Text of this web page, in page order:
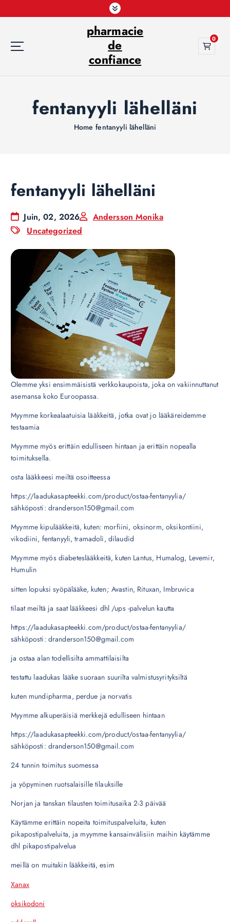
k
pharmacie
de
confiance
0
fentanyyli lähelläni
Home fentanyyli lähelläni
fentanyyli lähelläni
Juin, 02, 2026
Andersson Monika
Uncategorized
Olemme yksi ensimmäisistä verkkokaupoista, joka on vakiinnuttanut
asemansa koko Euroopassa.
Myymme korkealaatuisia lääkkeitä, jotka ovat jo lääkäreidemme
testaamia
Myymme myös erittäin edulliseen hintaan ja erittäin nopealla
toimituksella.
osta lääkkeesi meiltä osoitteessa
https://laadukasapteekki.com/product/ostaa-fentanyylia/
sähköposti: dranderson150@gmail.com
Myymme kipulääkkeitä, kuten: morfiini, oksinorm, oksikontiini,
vikodiini, fentanyyli, tramadoli, dilaudid
Myymme myös diabeteslääkkeitä, kuten Lantus, Humalog, Levemir,
Humulin
sitten lopuksi syöpälääke, kuten; Avastin, Rituxan, Imbruvica
tilaat meiltä ja saat lääkkeesi dhl /ups -palvelun kautta
https://laadukasapteekki.com/product/ostaa-fentanyylia/
sähköposti: dranderson150@gmail.com
ja ostaa alan todellisilta ammattilaisilta
testattu laadukas lääke suoraan suurilta valmistusyrityksiltä
kuten mundipharma, perdue ja norvatis
Myymme alkuperäisiä merkkejä edulliseen hintaan
https://laadukasapteekki.com/product/ostaa-fentanyylia/
sähköposti: dranderson150@gmail.com
24 tunnin toimitus suomessa
ja yöpyminen ruotsalaisille tilauksille
Norjan ja tanskan tilausten toimitusaika 2-3 päivää
Käytämme erittäin nopeita toimituspalveluita, kuten
pikapostipalveluita, ja myymme kansainvälisiin maihin käytämme
dhl pikapostipalvelua
meillä on muitakin lääkkeitä, esim
Xanax
oksikodoni